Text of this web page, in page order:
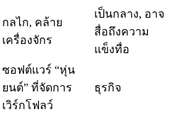
กลไก, คล้าย
เครื่องจักร
เป็นกลาง, อาจ
สื่อถึงความ
แข็งทื่อ
ซอฟต์แวร์ “หุ่น
ยนต์” ที่จัดการ
เวิร์กโฟลว์
ธุรกิจ